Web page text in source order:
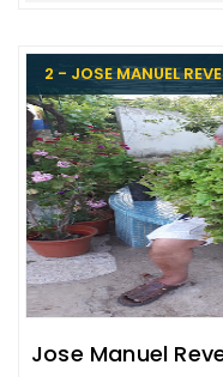
2 - JOSE MANUEL
Jose Manuel